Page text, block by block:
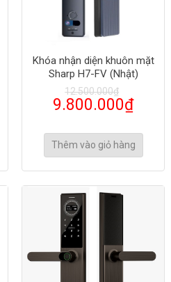
Khóa nhận diện khuôn mặt
Sharp H7-FV (Nhật)
12.500.000₫
9.800.000₫
Thêm vào giỏ hàng